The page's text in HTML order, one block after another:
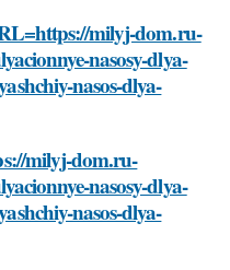
milyj-dom.ru-
nasosy-dlya-
nasos-dlya-
milyj-dom.ru-
nasosy-dlya-
nasos-dlya-